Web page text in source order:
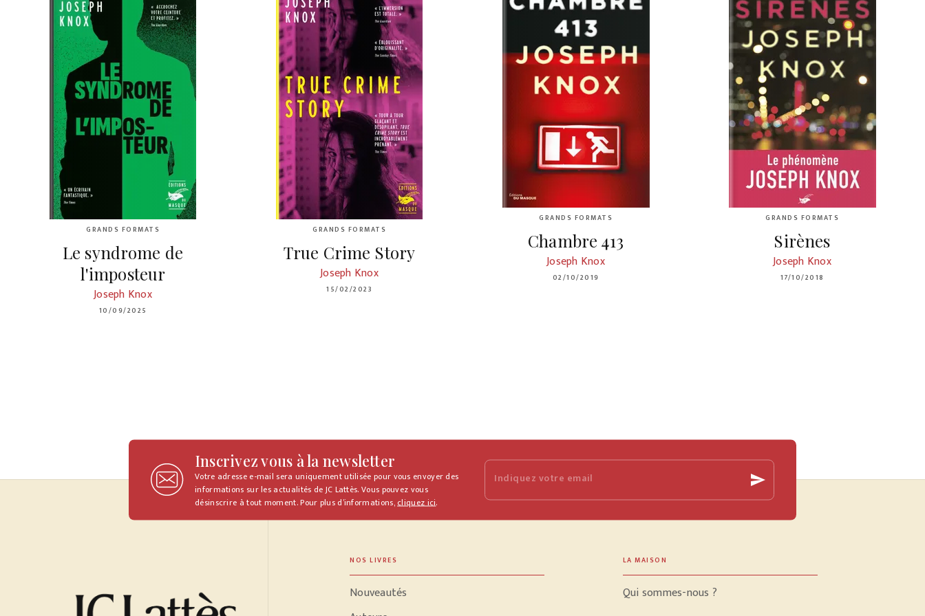
GRANDS FORMATS
Le syndrome de
l'imposteur
Joseph Knox
10/09/2025
GRANDS FORMATS
True Crime Story
Joseph Knox
15/02/2023
GRANDS FORMATS
Chambre 413
Joseph Knox
02/10/2019
GRANDS FORMATS
Sirènes
Joseph Knox
17/10/2018
Inscrivez vous à la newsletter
Votre adresse e-mail sera uniquement utilisée pour vous envoyer des
informations sur les actualités de JC Lattès. Vous pouvez vous
désinscrire à tout moment. Pour plus d’informations,cliquez ici.
Indiquez votre email send
NOS LIVRES
Nouveautés
LA MAISON
Qui sommes-nous ?